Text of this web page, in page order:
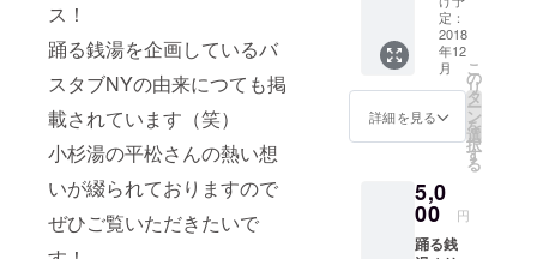
ス！
踊る銭湯を企画しているバ
スタブNYの由来につても掲
載されています（笑）
小杉湯の平松さんの熱い想
いが綴られておりますので
ぜひご覧いただきたいで
新卒入社で
人材サービ
ス会社ビー
スタイルに
入社。新卒
よりこれま
広報を担
どうしても
お名前
・あな
たの顔
写真 ・
座右の
銘 教え
てくだ
さい
ーーー
秋元や
すし オ
フィ
定：
2018
年12
月
詳細を見る
こ
の
リ
タ
ー
ン
を
選
択
す
る
5,0
00 円
踊る銭